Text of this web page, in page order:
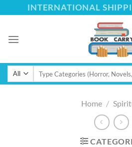
to
INTERNATIONAL
Search
Home /